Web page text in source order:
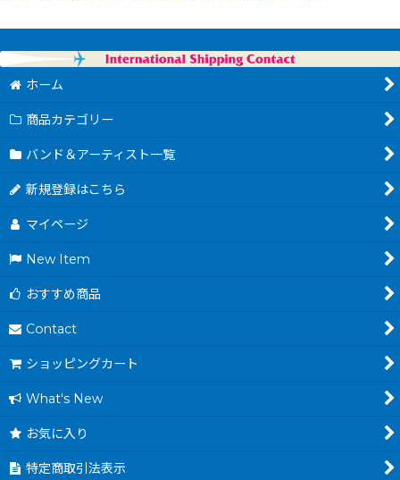
ホーム
商品カテゴリー
バンド＆アーティスト一覧
新規登録はこちら
マイページ
New Item
おすすめ商品
Contact
ショッピングカート
What's New
お気に入り
特定商取引法表示